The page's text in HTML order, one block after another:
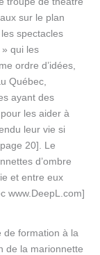
sur le plan
spectacles
» qui les
ordre d’idées,
Québec,
ayant des
les aider à
leur vie si
20]. Le
d’ombre
et entre eux
www.DeepL.com]
de formation à la
de la marionnette